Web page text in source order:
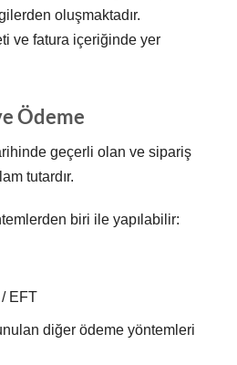
oluşmaktadır.
ve fatura içeriğinde yer
Ödeme
geçerli olan ve sipariş
tutardır.
biri ile yapılabilir:
EFT
diğer ödeme yöntemleri